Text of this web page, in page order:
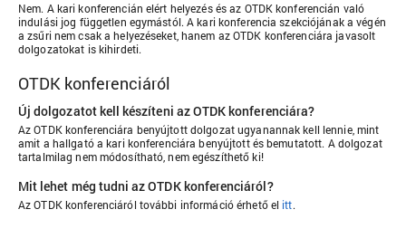
Nem. A kari konferencián elért helyezés és az OTDK konferencián való
indulási jog független egymástól. A kari konferencia szekciójának a végén
a zsűri nem csak a helyezéseket, hanem az OTDK konferenciára javasolt
dolgozatokat is kihirdeti.
OTDK konferenciáról
Új dolgozatot kell készíteni az OTDK konferenciára?
Az OTDK konferenciára benyújtott dolgozat ugyanannak kell lennie, mint
amit a hallgató a kari konferenciára benyújtott és bemutatott. A dolgozat
tartalmilag nem módosítható, nem egészíthető ki!
Mit lehet még tudni az OTDK konferenciáról?
Az OTDK konferenciáról további információ érhető el itt.